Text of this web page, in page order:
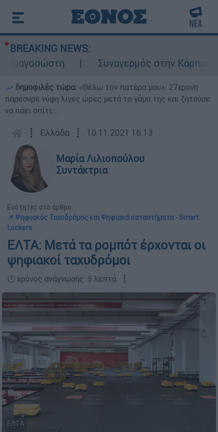
BREAKING NEWS:
Συναγερμός στην Κάρπαθο:
δημοφιλές τώρα: «Θέλω τον πατέρα μου»: 27χρονη
παρέσυρε νύφη λίγες ώρες μετά το γάμο της και ζητούσε
να πάει σπίτι...
┋ Ελλάδα ┋ 10.11.2021 16:13
Μαρία Λιλιοπούλου
Συντάκτρια
Ενότητες στο άρθρο:
📌 Ψηφιακός Ταχυδρόμος και Ψηφιακά καταστήματα - Smart
Lockers
ΕΛΤΑ: Μετά τα ρομπότ έρχονται οι
ψηφιακοί ταχυδρόμοι
🕛 χρόνος ανάγνωσης: 5 λεπτά ┋
ΕΛΤΑ